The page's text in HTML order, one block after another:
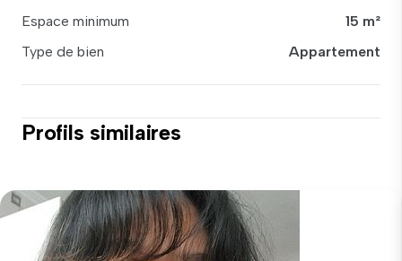
Espace minimum
15 m²
Type de bien
Appartement
Profils similaires